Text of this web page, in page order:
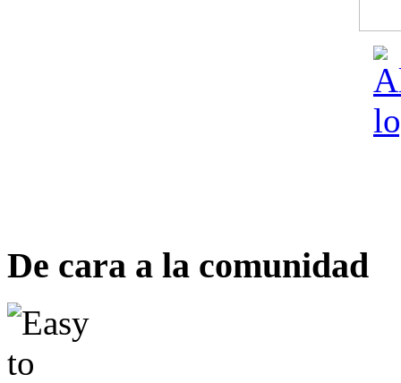
De cara a la comunidad